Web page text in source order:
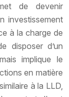
de devenir
investissement
à la charge de
disposer d’un
implique le
en matière
à la LLD,